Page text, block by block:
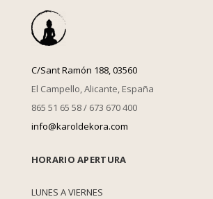
C/Sant Ramón 188, 03560
El Campello, Alicante, España
865 51 65 58 / 673 670 400
info@karoldekora.com
HORARIO APERTURA
LUNES A VIERNES